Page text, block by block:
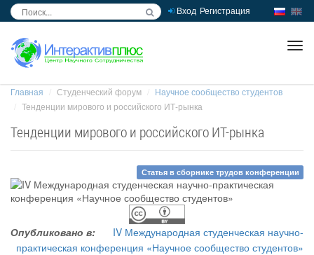
Вход Регистрация
Главная Студенческий форум
Научное сообщество студентов
Тенденции мирового и российского ИТ-рынка
Тенденции мирового и российского ИТ-рынка
Статья в сборнике трудов конференции
Опубликовано в:
IV Международная студенческая научно-
практическая конференция «Научное сообщество студентов»